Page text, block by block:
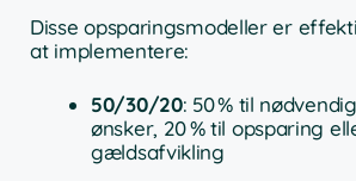
Disse opsparingsmodeller er
at implementere:
50/30/20: 50 % til
ønsker, 20 % til opsparing
gældsafvikling